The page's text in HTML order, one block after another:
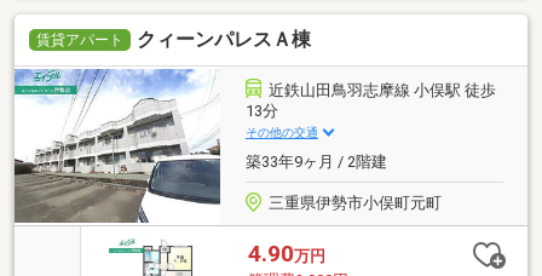
賃貸アパート クィーンパレスＡ棟
近鉄山田鳥羽志摩線 小俣駅 徒歩
13分
その他の交通
築33年9ヶ月 / 2階建
三重県伊勢市小俣町元町
4.90万円